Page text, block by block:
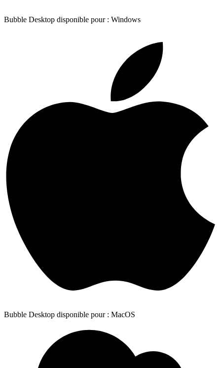
Bubble Desktop disponible pour : Windows
Bubble Desktop disponible pour : MacOS